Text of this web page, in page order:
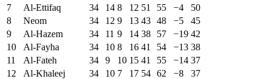
7
Al-Ettifaq 34 14 8 12 51 55 −4
50
8
Neom 34 12 9 13 43 48 −5
45
9
Al-Hazem 34 11 9 14 38 57 −19 42
10
Al-Fayha 34 10 8 16 41 54 −13 38
11
Al-Fateh 34 9 10 15 41 55 −14 37
12
Al-Khaleej 34 10 7 17 54 62 −8
37